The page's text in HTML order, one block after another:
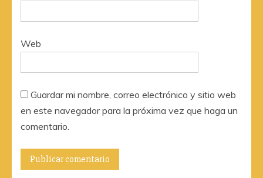
Web
Guardar mi nombre, correo electrónico y sitio web
en este navegador para la próxima vez que haga un
comentario.